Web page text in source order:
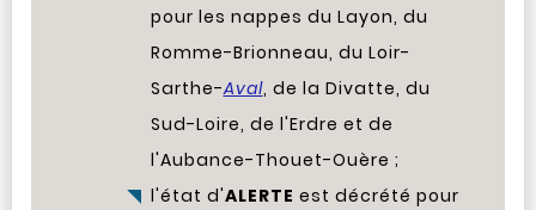
pour les nappes du Layon, du
Romme-Brionneau, du Loir-
Sarthe-Aval, de la Divatte, du
Sud-Loire, de l'Erdre et de
l'Aubance-Thouet-Ouère ;
l'état d'ALERTE est décrété pour